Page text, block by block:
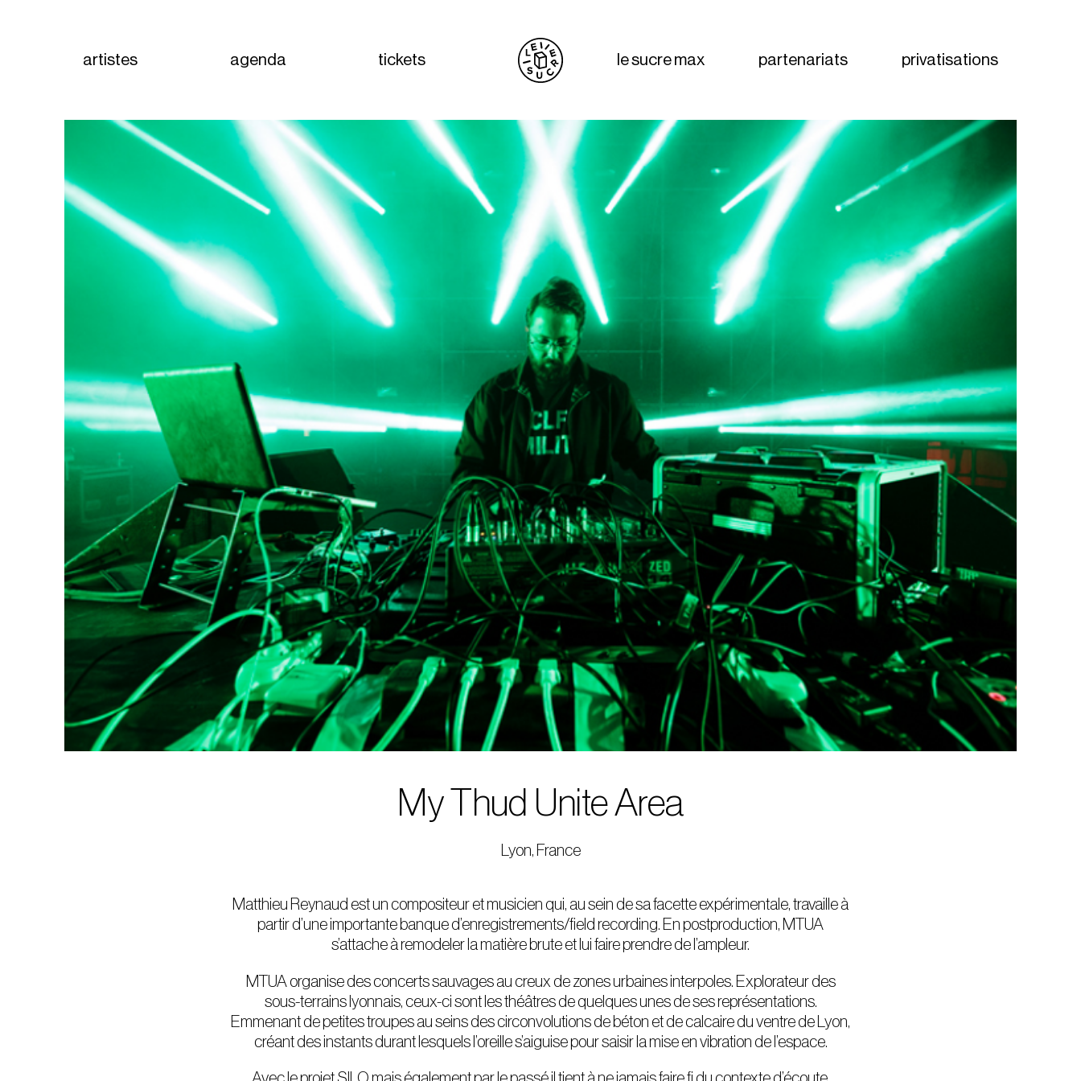
artistes agenda tickets le sucre max partenariats privatisations
My Thud Unite Area
Lyon, France
Matthieu Reynaud est un compositeur et musicien qui, au sein de sa facette expérimentale, travaille à
partir d’une importante banque d’enregistrements/field recording. En postproduction, MTUA
s’attache à remodeler la matière brute et lui faire prendre de l’ampleur.
MTUA organise des concerts sauvages au creux de zonesurbaines interpoles. Explorateur des
sous-terrains lyonnais, ceux-ci sont les théâtres de quelques unes de ses représentations.
Emmenant de petites troupes au seins des circonvolutions de béton et de calcaire du ventre de Lyon,
créant des instants durant lesquels l’oreille s’aiguise pour saisir la mise en vibration de l’espace.